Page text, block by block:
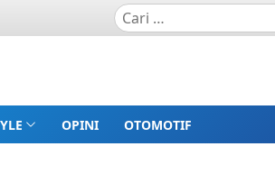
OPINI OTOMOTIF